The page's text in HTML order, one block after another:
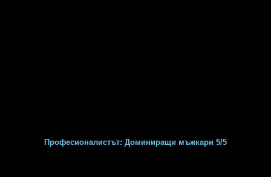
Професионалистът: Доминиращи мъжкари 5/5